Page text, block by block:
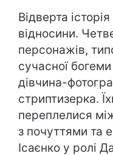
Відверта
відносини.
персонажів,
сучасної
дівчина-
стриптизерка.
переплелися
з почуттями та
Ісаєнко у ролі